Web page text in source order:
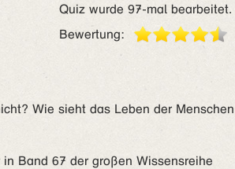
Quiz wurde 97-mal bearbeitet.
Bewertung:
Wie sieht das Leben der Menschen
Band 67 der großen Wissensreihe